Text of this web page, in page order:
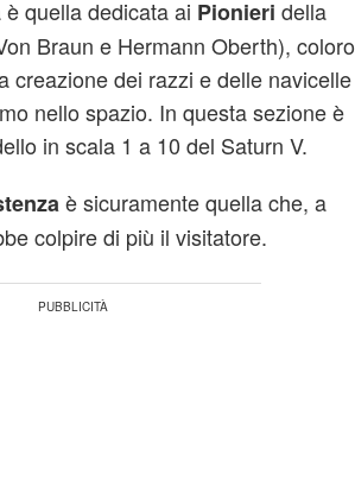
quella dedicata ai Pionieri della
Braun e Hermann Oberth), coloro
creazione dei razzi e delle navicelle
nello spazio. In questa sezione è
in scala 1 a 10 del Saturn V.
è sicuramente quella che, a
colpire di più il visitatore.